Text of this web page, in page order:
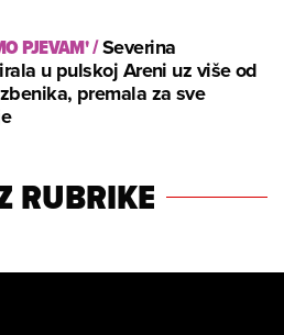
PJEVAM'/Severina
u pulskoj Areni uz više od
premala za sve
RUBRIKE